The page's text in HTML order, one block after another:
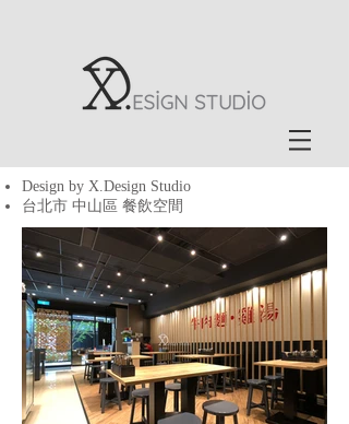
Design by X.Design Studio
​台北市 中山區 餐飲空間